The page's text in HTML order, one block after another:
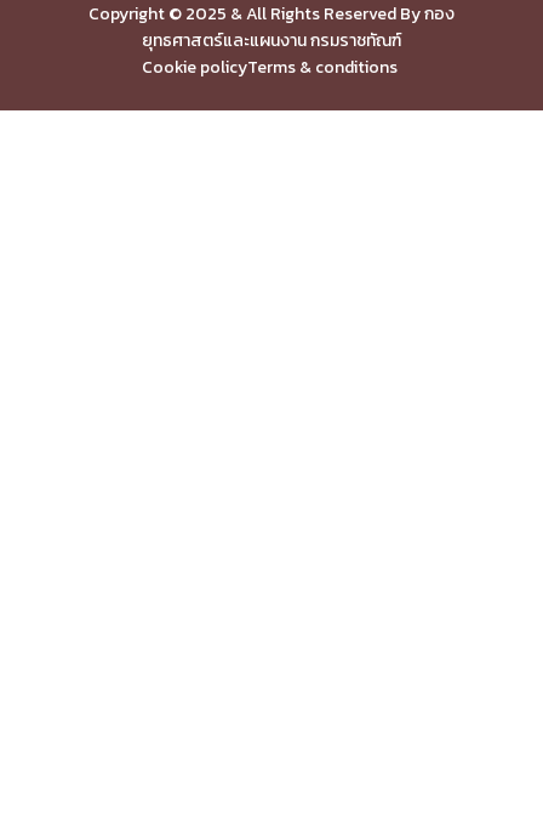
Copyright © 2025 & All Rights Reserved By กอง
ยุทธศาสตร์และแผนงาน กรมราชทัณฑ์
Cookie policyTerms & conditions